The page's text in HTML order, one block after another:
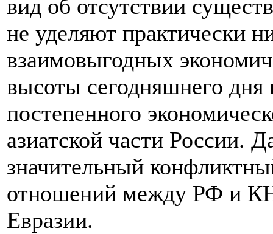
вид об отсутствии
не уделяют практически
взаимовыгодных
высоты сегодняшнего дня
постепенного
азиатской части России.
значительный
отношений между РФ и
Евразии.